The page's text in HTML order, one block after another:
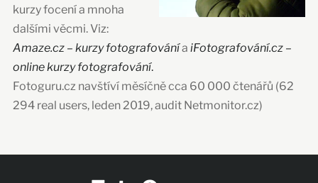
kurzy focení a mnoha
dalšími věcmi. Viz:
Amaze.cz – kurzy fotografovánía iFotografování.cz –
online kurzy fotografování.
Fotoguru.cz navštíví měsíčně cca 60 000 čtenářů (62
294 real users, leden 2019, audit Netmonitor.cz)